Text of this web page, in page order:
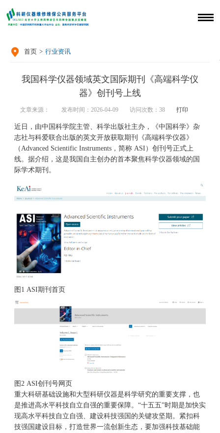
 首页 > 行业资讯
我国科学仪器领域英文国际期刊《高端科学仪
器》创刊号上线
文章来源： 发布时间：2026-04-09 访问次数： 38 打印
近日，由中国科学院主管、科学出版社主办，《中国科学》杂
志社与科爱联合出版的英文开放获取期刊《高端科学仪器》
（Advanced Scientific Instruments，简称 ASI）创刊号正式上
线。据介绍，这是我国自主创办的首本聚焦科学仪器领域的国
际学术期刊。
图1 ASI期刊首页
图2 ASI创刊号网页
重大科研基础设施和大型科研仪器是科学研究的重要支撑，也
是推进高水平科技自立自强的重要保障。“十五五”时期是加快实
现高水平科技自立自强、建设科技强国的关键攻坚期。紧扣科
技强国建设目标，打造世界一流创新生态，要加强科技基础能